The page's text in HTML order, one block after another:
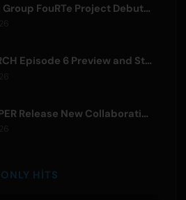
Virtual Idol Group FouRTe Project Debuts with 'ALL IN' Album Produced by m-flo's ☆Taku Takahashi
BLACK TORCH Episode 6 Preview and Streaming Details
FRUITS ZIPPER Release New Collaboration Song '1,2,3,FOOOOUR'
ONLY HITS